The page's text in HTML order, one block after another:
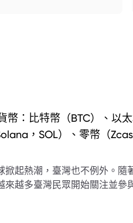
幣：比特幣（BTC）、以
，SOL）、零幣（
掀起熱潮，臺灣也不例外。隨
越多臺灣民眾開始關注並參